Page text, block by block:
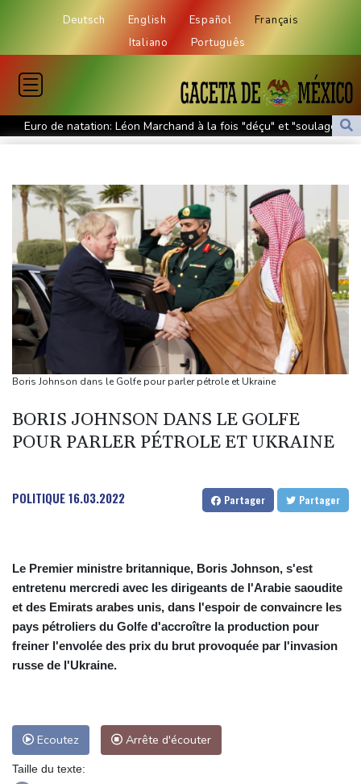
Deutsch English Español
Français
Italiano
Português
Euro de natation: Léon Marchand à la fois "déçu" et "soulagé"
après ses forfaits
"toutes" ses conditions
Vols suspendus et évacuations en Chine, où le typhon Dolphin a
touché terre
Vaste feu de forêt dans l'ouest du Canada: 20.000 évacués, l'état
d'urgence déclaré
L'Indonésie saisit 1,3 tonne de kétamine, une des plus grosses
prises jamais réalisées
L'auteur de la tuerie en Thaïlande avait déjà apporté une
carabine à air comprimé à l'école selon la police
Des échanges de frappes font cinq morts en Ukraine et en
Russie
Japon: 81 ans après Hiroshima, le tabou de la dissuasion
nucléaire vacille
Boris Johnson dans le Golfe pour parler pétrole et Ukraine
BORIS JOHNSON DANS LE GOLFE
POUR PARLER PÉTROLE ET UKRAINE
POLITIQUE16.03.2022 Partager Partager
Le Premier ministre britannique, Boris Johnson, s'est
entretenu mercredi avec les dirigeants de l'Arabie saoudite
et des Emirats arabes unis, dans l'espoir de convaincre les
pays pétroliers du Golfe d'accroître la production pour
freiner l'envolée des prix du brut provoquée par l'invasion
russe de l'Ukraine.
Ecoutez Arrête d'écouter
Taille du texte: